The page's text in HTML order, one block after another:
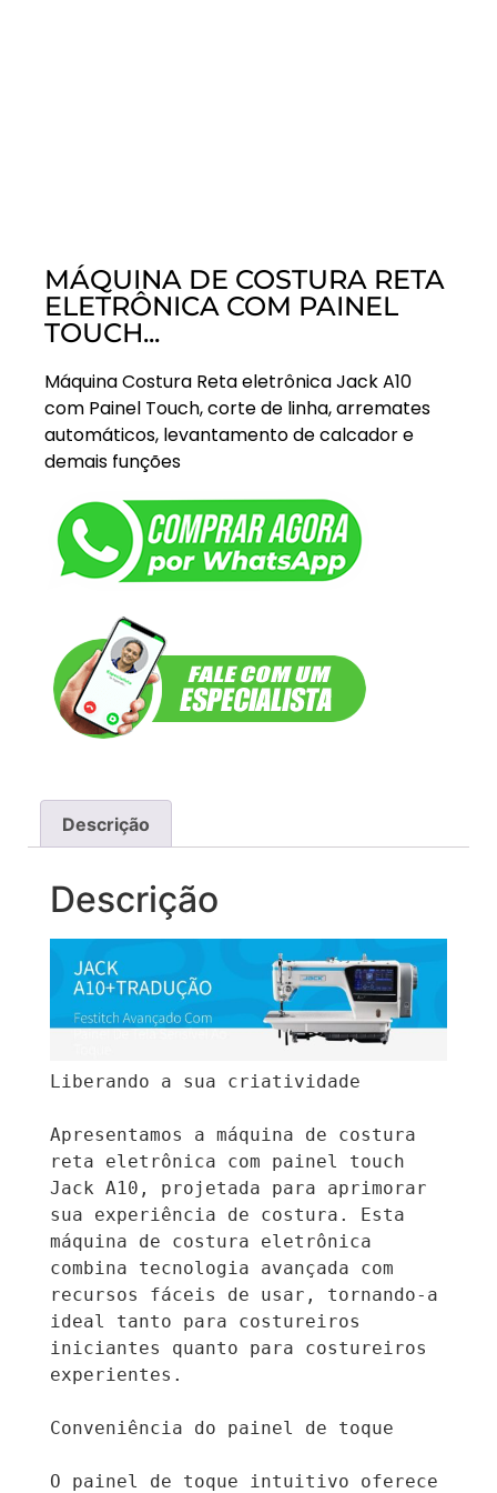
MÁQUINA DE COSTURA RETA
ELETRÔNICA COM PAINEL
TOUCH...
Máquina Costura Reta eletrônica Jack A10
com Painel Touch, corte de linha, arremates
automáticos, levantamento de calcador e
demais funções
Descrição
Descrição
Liberando a sua criatividade
Apresentamos a máquina de costura
reta eletrônica com painel touch
Jack A10, projetada para aprimorar
sua experiência de costura. Esta
máquina de costura eletrônica
combina tecnologia avançada com
recursos fáceis de usar, tornando-a
ideal tanto para costureiros
iniciantes quanto para costureiros
experientes.
Conveniência do painel de toque
O painel de toque intuitivo oferece